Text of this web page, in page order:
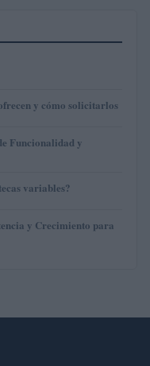
y cómo solicitarlos
Funcionalidad y
variables?
y Crecimiento para